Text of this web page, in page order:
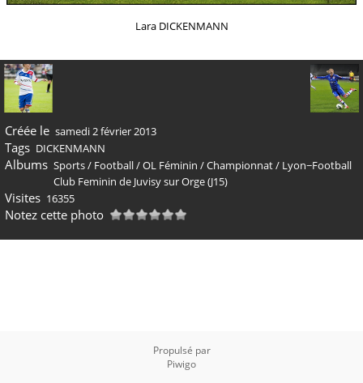
Lara DICKENMANN
Créée le samedi 2 février 2013
Tags DICKENMANN
Albums Sports/ Football/OL Féminin /Championnat/ Lyon−Football
Club Feminin de Juvisy sur Orge (J15)
Visites 16355
Notez cette photo
Propulsé par
Piwigo